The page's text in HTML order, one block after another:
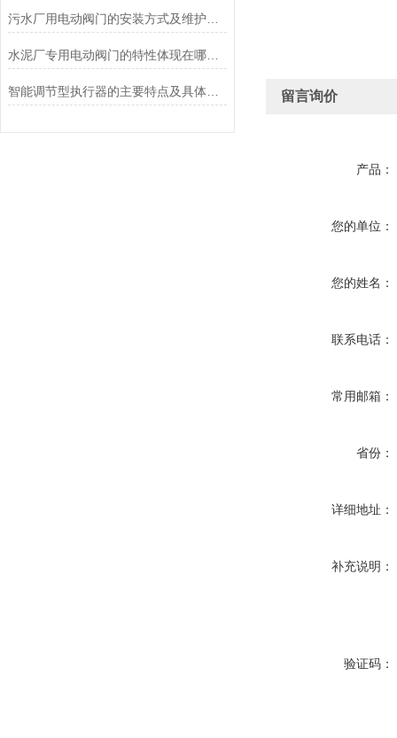
水泥厂专用电动阀门的特性体现在哪些方面？
智能调节型执行器的主要特点及具体工作原理 留言询价
产品：
您的单位：
您的姓名：
联系电话：
常用邮箱：
省份：
详细地址：
补充说明：
验证码：